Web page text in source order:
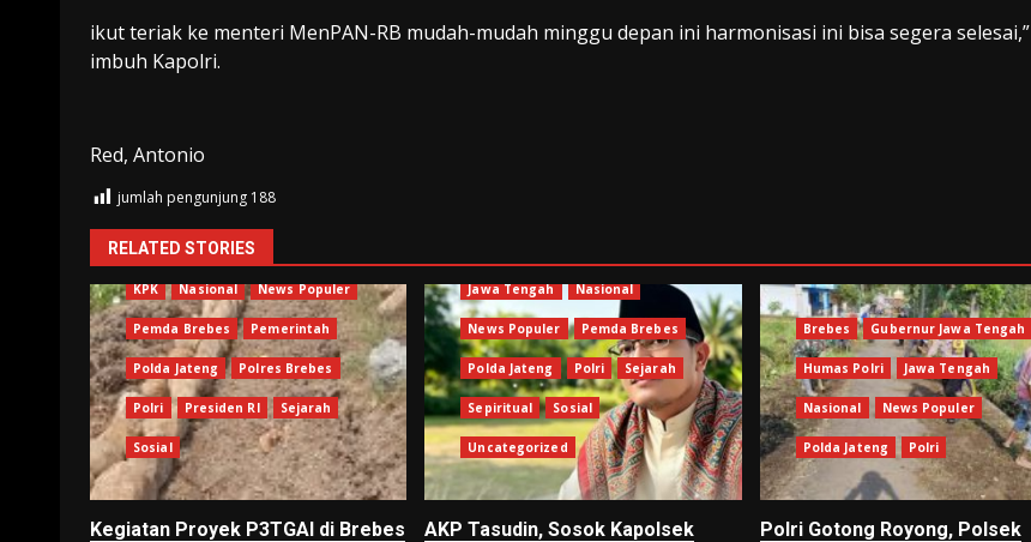
ikut teriak ke menteri MenPAN-RB mudah-mudah minggu depan ini harmonisasi ini bisa segera selesai,”
imbuh Kapolri.
Red, Antonio
jumlah pengunjung 188
RELATED STORIES
Berita Terkini Brebes
Jawa Tengah Kejagung
KPK Nasional News Populer
Pemda Brebes Pemerintah
Polda Jateng Polres Brebes
Polri Presiden RI Sejarah
Sosial
Kegiatan Proyek P3TGAI di Brebes
Jawa Tengah Nasional
News Populer Pemda Brebes
Polda Jateng Polri Sejarah
Sepiritual Sosial
Uncategorized
AKP Tasudin, Sosok Kapolsek
Brebes Gubernur Jawa Tengah
Humas Polri Jawa Tengah
Nasional News Populer
Polda Jateng Polri
Polri Gotong Royong, Polsek